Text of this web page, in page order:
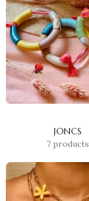
JONCS
7 products